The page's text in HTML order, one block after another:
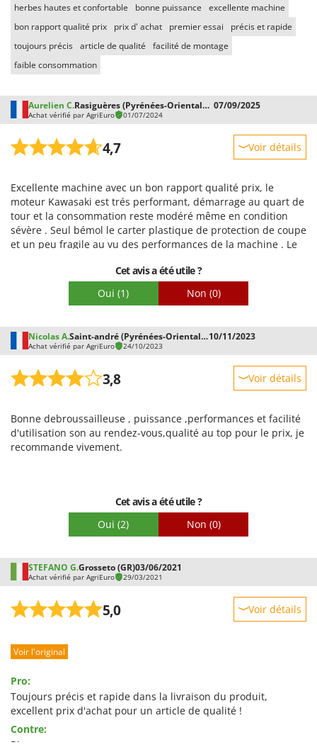
herbes hautes et confortable
bonne puissance
excellente machine
bon rapport qualité prix
prix d' achat premier essai
précis et rapide
toujours précis article de qualité
facilité de montage
faible consommation
Aurelien C. Rasiguères (Pyrénées-Orientales) 07/09/2025
Achat vérifié par AgriEuro 01/07/2024
4,7 Voir détails
Prestations
Facilité d'utilisation
Qualité / Prix
Facilité de montage
Excellente machine avec un bon rapport qualité prix, le
moteur Kawasaki est trés performant, démarrage au quart de
tour et la consommation reste modéré même en condition
sévère . Seul bémol le carter plastique de protection de coupe
et un peu fragile au vu des performances de la machine . Le
maintien de la débroussailleuse se défait souvent lors du
travail . Cependant je recommande l'achat de cette machine,
j'en ai même acheté une deuxième . Nous les utilisont pour
Cet avis a été utile ?
Oui (1) Non (0)
Nicolas A. Saint-andré (Pyrénées-Orientales)10/11/2023
Achat vérifié par AgriEuro 24/10/2023
3,8 Voir détails
Prestations
Facilité d'utilisation
Bonne debroussailleuse , puissance ,performances et facilité
d'utilisation son au rendez-vous,qualité au top pour le prix, je
recommande vivement.
Cet avis a été utile ?
Oui (2) Non (0)
STEFANO G.Grosseto (GR)03/06/2021
Achat vérifié par AgriEuro 29/03/2021
5,0 Voir détails
Prestations
Qualité / Prix
Facilité de montage
Emballage
Voir l'original
Pro:
Toujours précis et rapide dans la livraison du produit,
excellent prix d'achat pour un article de qualité !
Contre:
Rien